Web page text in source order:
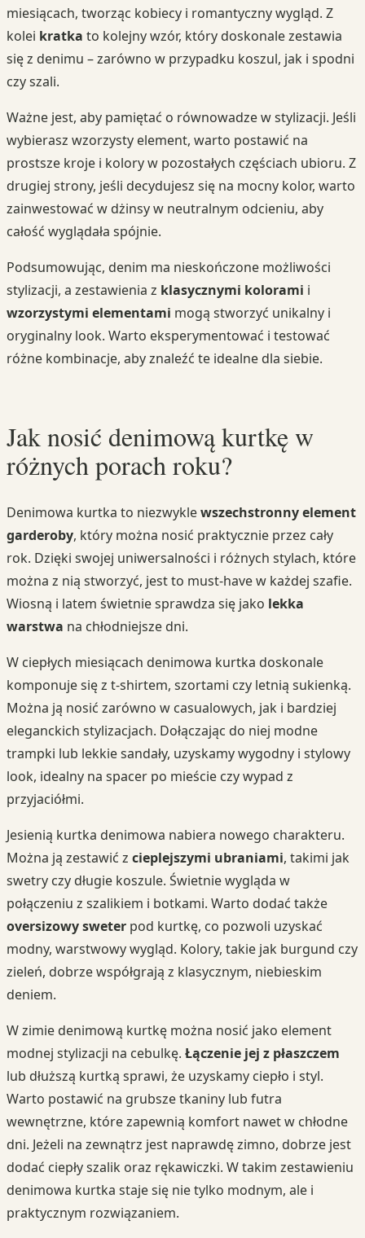
miesiącach, tworząc kobiecy i romantyczny wygląd. Z
kolei kratka to kolejny wzór, który doskonale zestawia
się z denimu – zarówno w przypadku koszul, jak i spodni
czy szali.
Ważne jest, aby pamiętać o równowadze w stylizacji. Jeśli
wybierasz wzorzysty element, warto postawić na
prostsze kroje i kolory w pozostałych częściach ubioru. Z
drugiej strony, jeśli decydujesz się na mocny kolor, warto
zainwestować w dżinsy w neutralnym odcieniu, aby
całość wyglądała spójnie.
Podsumowując, denim ma nieskończone możliwości
stylizacji, a zestawienia z klasycznymi kolorami i
wzorzystymi elementami mogą stworzyć unikalny i
oryginalny look. Warto eksperymentować i testować
różne kombinacje, aby znaleźć te idealne dla siebie.
Jak nosić denimową kurtkę w
różnych porach roku?
Denimowa kurtka to niezwyklewszechstronny element
garderoby, który można nosić praktycznie przez cały
rok. Dzięki swojej uniwersalności i różnych stylach, które
można z nią stworzyć, jest to must-have w każdej szafie.
Wiosną i latem świetnie sprawdza się jako lekka
warstwa na chłodniejsze dni.
W ciepłych miesiącach denimowa kurtka doskonale
komponuje się z t-shirtem, szortami czy letnią sukienką.
Można ją nosić zarówno w casualowych, jak i bardziej
eleganckich stylizacjach. Dołączając do niej modne
trampki lub lekkie sandały, uzyskamy wygodny i stylowy
look, idealny na spacer po mieście czy wypad z
przyjaciółmi.
Jesienią kurtka denimowa nabiera nowego charakteru.
Można ją zestawić z cieplejszymi ubraniami, takimi jak
swetry czy długie koszule. Świetnie wygląda w
połączeniu z szalikiem i botkami. Warto dodać także
oversizowy sweter pod kurtkę, co pozwoli uzyskać
modny, warstwowy wygląd. Kolory, takie jak burgund czy
zieleń, dobrze współgrają z klasycznym, niebieskim
deniem.
W zimie denimową kurtkę można nosić jako element
modnej stylizacji na cebulkę. Łączenie jej z płaszczem
lub dłuższą kurtką sprawi, że uzyskamy ciepło i styl.
Warto postawić na grubsze tkaniny lub futra
wewnętrzne, które zapewnią komfort nawet w chłodne
dni. Jeżeli na zewnątrz jest naprawdę zimno, dobrze jest
dodać ciepły szalik oraz rękawiczki. W takim zestawieniu
denimowa kurtka staje się nie tylko modnym, ale i
praktycznym rozwiązaniem.